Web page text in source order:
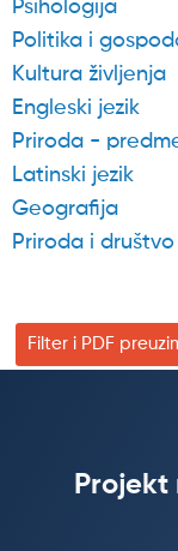
Psihologija
Politika i
Kultura življenja
Engleski jezik
Priroda -
Latinski jezik
Geografija
Priroda i društvo
Filter i PDF
Projekt